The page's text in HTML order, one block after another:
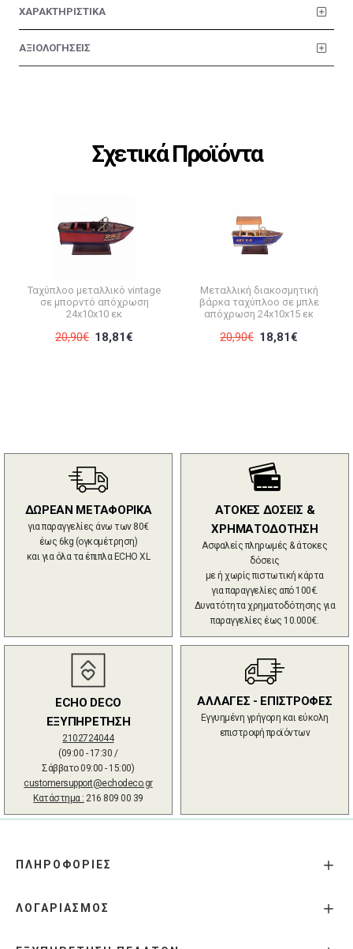
ΧΑΡΑΚΤΗΡΙΣΤΙΚΑ
ΑΞΙΟΛΟΓΗΣΕΙΣ
Σχετικά Προϊόντα
Ταχύπλοο μεταλλικό vintage
σε μπορντό απόχρωση
24x10x10 εκ
20,90€ 18,81€
Μεταλλική διακοσμητική
βάρκα ταχύπλοο σε μπλε
απόχρωση 24x10x15 εκ
20,90€ 18,81€
ΔΩΡΕΑΝ ΜΕΤΑΦΟΡΙΚΑ
για παραγγελίες άνω των 80€
έως 6kg (ογκομέτρηση)
και για όλα τα έπιπλα ECHO XL
ΑΤΟΚΕΣ ΔΟΣΕΙΣ &
ΧΡΗΜΑΤΟΔΟΤΗΣΗ
Ασφαλείς πληρωμές & άτοκες
δόσεις
με ή χωρίς πιστωτική κάρτα
για παραγγελίες από 100€.
Δυνατότητα χρηματοδότησης για
παραγγελίες έως 10.000€.
ECHO DECO
ΕΞΥΠΗΡΕΤΗΣΗ
2102724044
(09:00 - 17:30 /
Σάββατο 09:00 - 15:00)
customersupport@echodeco.gr
Κατάστημα : 216 809 00 39
ΑΛΛΑΓΕΣ - ΕΠΙΣΤΡΟΦΕΣ
Εγγυημένη γρήγορη και εύκολη
επιστροφή προϊόντων
ΠΛΗΡΟΦΟΡΙΕΣ
ΛΟΓΑΡΙΑΣΜΟΣ